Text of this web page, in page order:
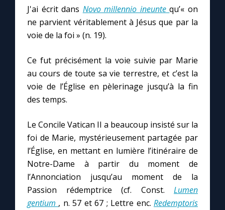
Questions-réponses
Avec Thérèse de Lisieux
L'Évangile chaque jour
Les premiers samedis du mois
Marie qui défait les nœuds
Me consacrer à Jésus par Marie
J'ai écrit dans Novo millennio ineunte qu’« on
ne parvient véritablement à Jésus que par la
voie de la foi » (n. 19).
Ce fut précisément la voie suivie par Marie
au cours de toute sa vie terrestre, et c’est la
voie de l’Église en pèlerinage jusqu’à la fin
des temps.
Le Concile Vatican II a beaucoup insisté sur la
foi de Marie, mystérieusement partagée par
l’Église, en mettant en lumière l’itinéraire de
Notre-Dame à partir du moment de
l’Annonciation jusqu’au moment de la
Passion rédemptrice (cf. Const. Lumen
gentium , n. 57 et 67 ; Lettre enc.Redemptoris